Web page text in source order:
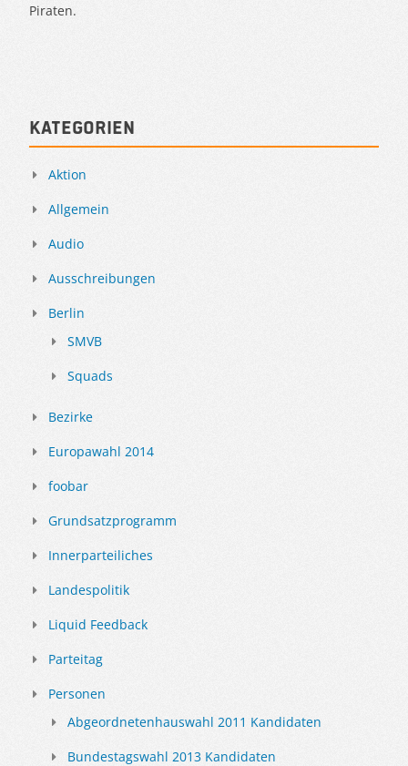
Piraten.
Kategorien
Aktion
Allgemein
Audio
Ausschreibungen
Berlin
SMVB
Squads
Bezirke
Europawahl 2014
foobar
Grundsatzprogramm
Innerparteiliches
Landespolitik
Liquid Feedback
Parteitag
Personen
Abgeordnetenhauswahl 2011 Kandidaten
Bundestagswahl 2013 Kandidaten